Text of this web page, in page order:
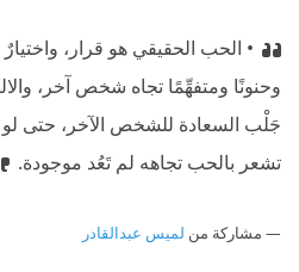
• الحب الحقيقي هو قرار،
وحنونًا ومتفهِّمًا تجاه شخص آخر،
جَلْب السعادة للشخص الآخر، حتى لو
تشعر بالحب تجاهه لم تَعُد موجودة.
مشاركة من لميس عبدالقادر